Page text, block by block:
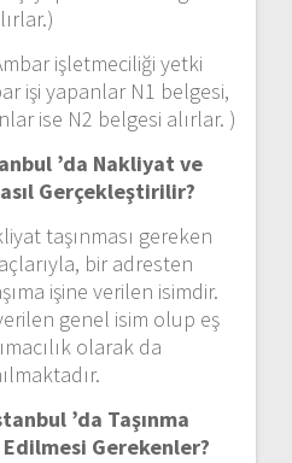
işletmeciliği yetki
işi yapanlar N1 belgesi,
ise N2 belgesi alırlar. )
’da Nakliyat ve
Gerçekleştirilir?
taşınması gereken
bir adresten
işine verilen isimdir.
genel isim olup eş
olarak da
’da Taşınma
Gerekenler?